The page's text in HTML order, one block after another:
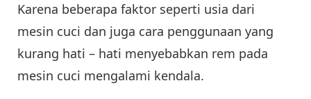
Karena beberapa faktor seperti usia dari
mesin cuci dan juga cara penggunaan yang
kurang hati – hati menyebabkan rem pada
mesin cuci mengalami kendala.